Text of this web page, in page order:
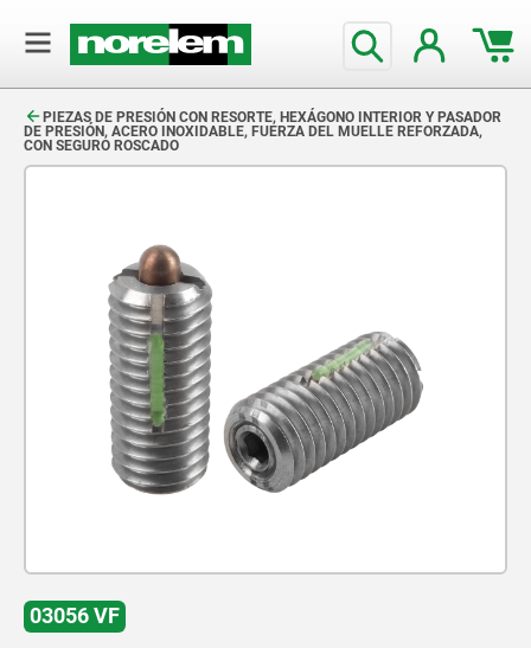
PIEZAS DE PRESIÓN CON RESORTE, HEXÁGONO INTERIOR Y PASADOR
DE PRESIÓN, ACERO INOXIDABLE, FUERZA DEL MUELLE REFORZADA,
CON SEGURO ROSCADO
03056 VF